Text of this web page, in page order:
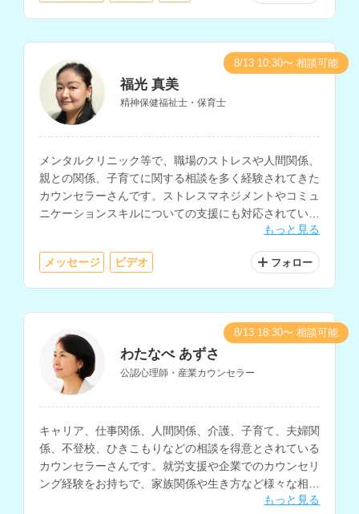
福光 真美
精神保健福祉士・保育士
メンタルクリニック等で、職場のストレスや人間関係、
親との関係、子育てに関する相談を多く経験されてきた
カウンセラーさんです。ストレスマネジメントやコミュ
ニケーションスキルについての支援にも対応されていま
もっと見る
メッセージ ビデオ フォロー
8/13 10:30〜 相談可能
わたなべ あずさ
公認心理師・産業カウンセラー
キャリア、仕事関係、人間関係、介護、子育て、夫婦関
係、不登校、ひきこもりなどの相談を得意とされている
カウンセラーさんです。就労支援や企業でのカウンセリ
ング経験をお持ちで、家族関係や生き方など様々な相談
もっと見る
8/13 18:30〜 相談可能